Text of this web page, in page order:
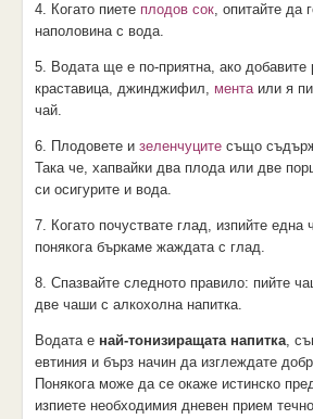
4. Когато пиете плодов сок, опитайте да
наполовина с вода.
5. Водата ще е по-приятна, ако добавите
краставица, джинджифил, ментаили я
чай.
6. Плодовете и зеленчуцитесъщо
Така че, хапвайки два плода или две
си осигурите и вода.
7. Когато почуствате глад, изпийте една
понякога бъркаме жаждата с глад.
8. Спазвайте следното правило: пийте
две чаши с алкохолна напитка.
Водата е най-тонизиращата напитка,
евтиния и бърз начин да изглеждате
Понякога може да се окаже истинско
изпиете необходимия дневен прием